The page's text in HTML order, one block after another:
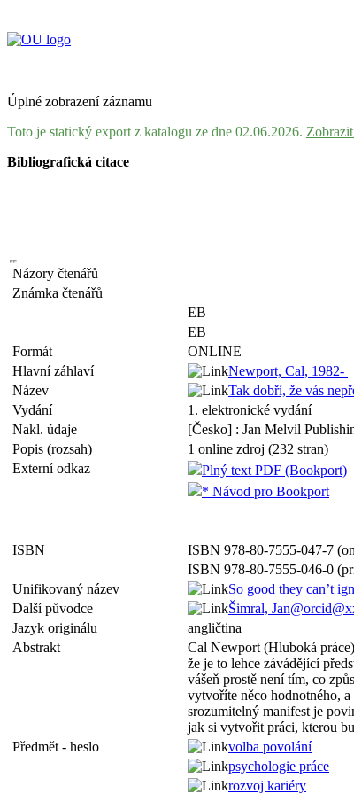
Úplné zobrazení záznamu
Toto je statický export z katalogu ze dne 02.06.2026.
Bibliografická citace
Názory čtenářů
Známka čtenářů
EB
EB
Formát
ONLINE
Hlavní záhlaví
Newport, Cal, 1982-
Název
Tak dobří, že vás
Vydání
1. elektronické vydání
Nakl. údaje
[Česko] : Jan Melvil
Popis (rozsah)
1 online zdroj (232 stran)
Externí odkaz
Plný text PDF (Bookport)
* Návod pro Bookport
ISBN
ISBN 978-80-7555-047-7
ISBN 978-80-7555-046-0
Unifikovaný název
So good they can’t
Další původce
Šimral,
Jazyk originálu
angličtina
Abstrakt
Cal Newport (Hluboká
že je to lehce závádějící
vášeň prostě není tím, co
vytvoříte něco hodnotného,
srozumitelný manifest je
jak si vytvořit práci, kterou
Předmět - heslo
volba povolání
psychologie práce
rozvoj kariéry